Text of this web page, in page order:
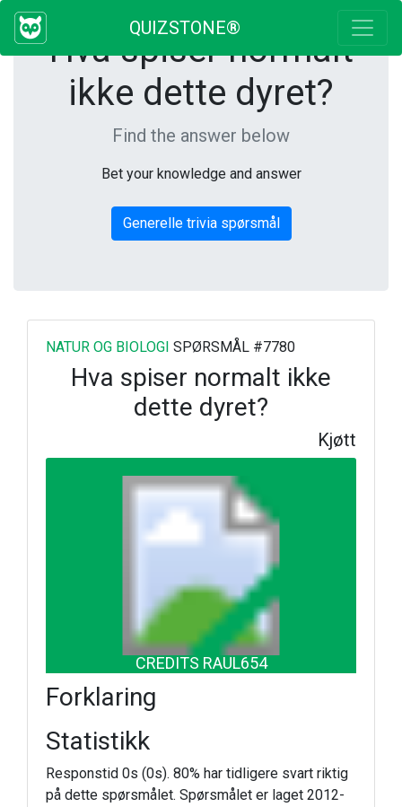
QUIZSTONE®
Hva spiser normalt
ikke dette dyret?
Find the answer below
Bet your knowledge and answer
Generelle trivia spørsmål
NATUR OG BIOLOGI SPØRSMÅL #7780
Hva spiser normalt ikke
dette dyret?
Kjøtt
CREDITS RAUL654
Forklaring
Statistikk
Responstid 0s (0s). 80% har tidligere svart riktig
på dette spørsmålet. Spørsmålet er laget 2012-